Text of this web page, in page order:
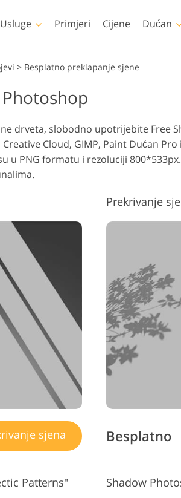
Usluge
novorođenčeta
Manipulacija fotografijama
fotografija
Podaci za obuku AI
Primjeri Cijene Dućan
Actions
Templates
Svi predlošci
Valentinovo čestitke
Pozivnice za vjenčanje
Pozivnica na dječju
> Besplatno preklapanje sjene
drveta, slobodno upotrijebite Free
Cloud, GIMP, Paint Dućan
u PNG formatu i rezoluciji
sjena
Prekrivanje
Besplatno
Patterns" Shadow